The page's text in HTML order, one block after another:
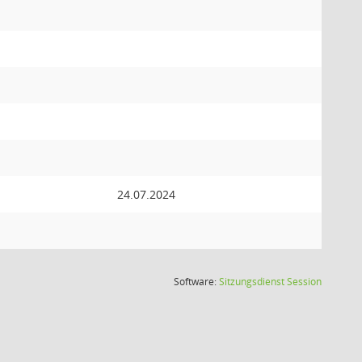
24.07.2024
Software:SitzungsdienstSession(Wird in